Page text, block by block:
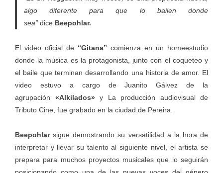
algo diferente para que lo bailen donde
sea”dice Beepohlar.
El video oficial de “Gitana” comienza en un homeestudio
donde la música es la protagonista, junto con el coqueteo y
el baile que terminan desarrollando una historia de amor. El
video estuvo a cargo de Juanito Gálvez de la
agrupación «Alkilados» y La producción audiovisual de
Tributo Cine, fue grabado en la ciudad de Pereira.
Beepohlarsigue demostrando su versatilidad a la hora de
interpretar y llevar su talento al siguiente nivel, el artista se
prepara para muchos proyectos musicales que lo seguirán